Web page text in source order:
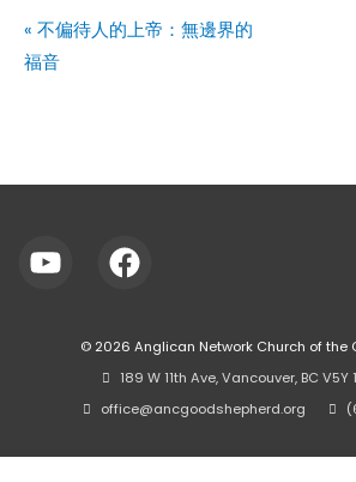
« 不偏待人的上帝：無邊界的
福音
© 2026 Anglican Network Church of the
⠀189 W 11th Ave, Vancouver, BC
⠀office@ancgoodshepherd.org